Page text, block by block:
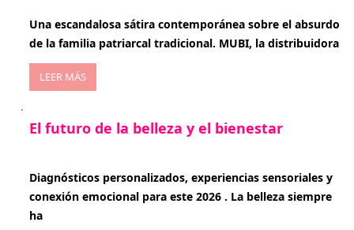
Una escandalosa sátira contemporánea sobre el absurdo
de la familia patriarcal tradicional. MUBI, la distribuidora
LEER MÁS
El futuro de la belleza y el bienestar
Diagnósticos personalizados, experiencias sensoriales y
conexión emocional para este 2026 . La belleza siempre
ha